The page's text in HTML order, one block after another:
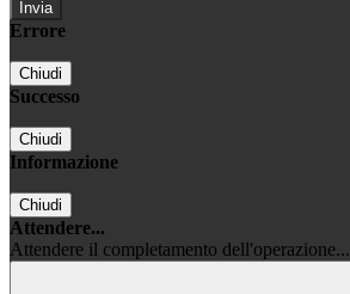
Errore
Chiudi
Successo
Chiudi
Informazione
Chiudi
Attendere...
Attendere il completamento dell'operazione...